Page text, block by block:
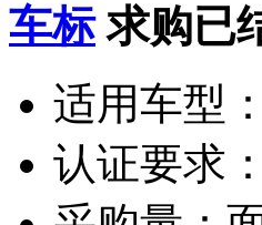
车标 求购已
适用车型：
认证要求：